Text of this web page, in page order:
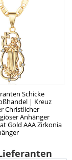
Schicke
| Kreuz
Christlicher
Anhänger
Gold AAA Zirkonia